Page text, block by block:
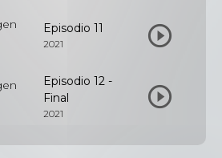
Episodio 11
2021
Episodio 12 -
Final
2021